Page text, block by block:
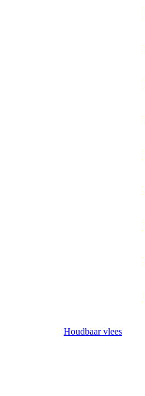
Houdbaar vlees